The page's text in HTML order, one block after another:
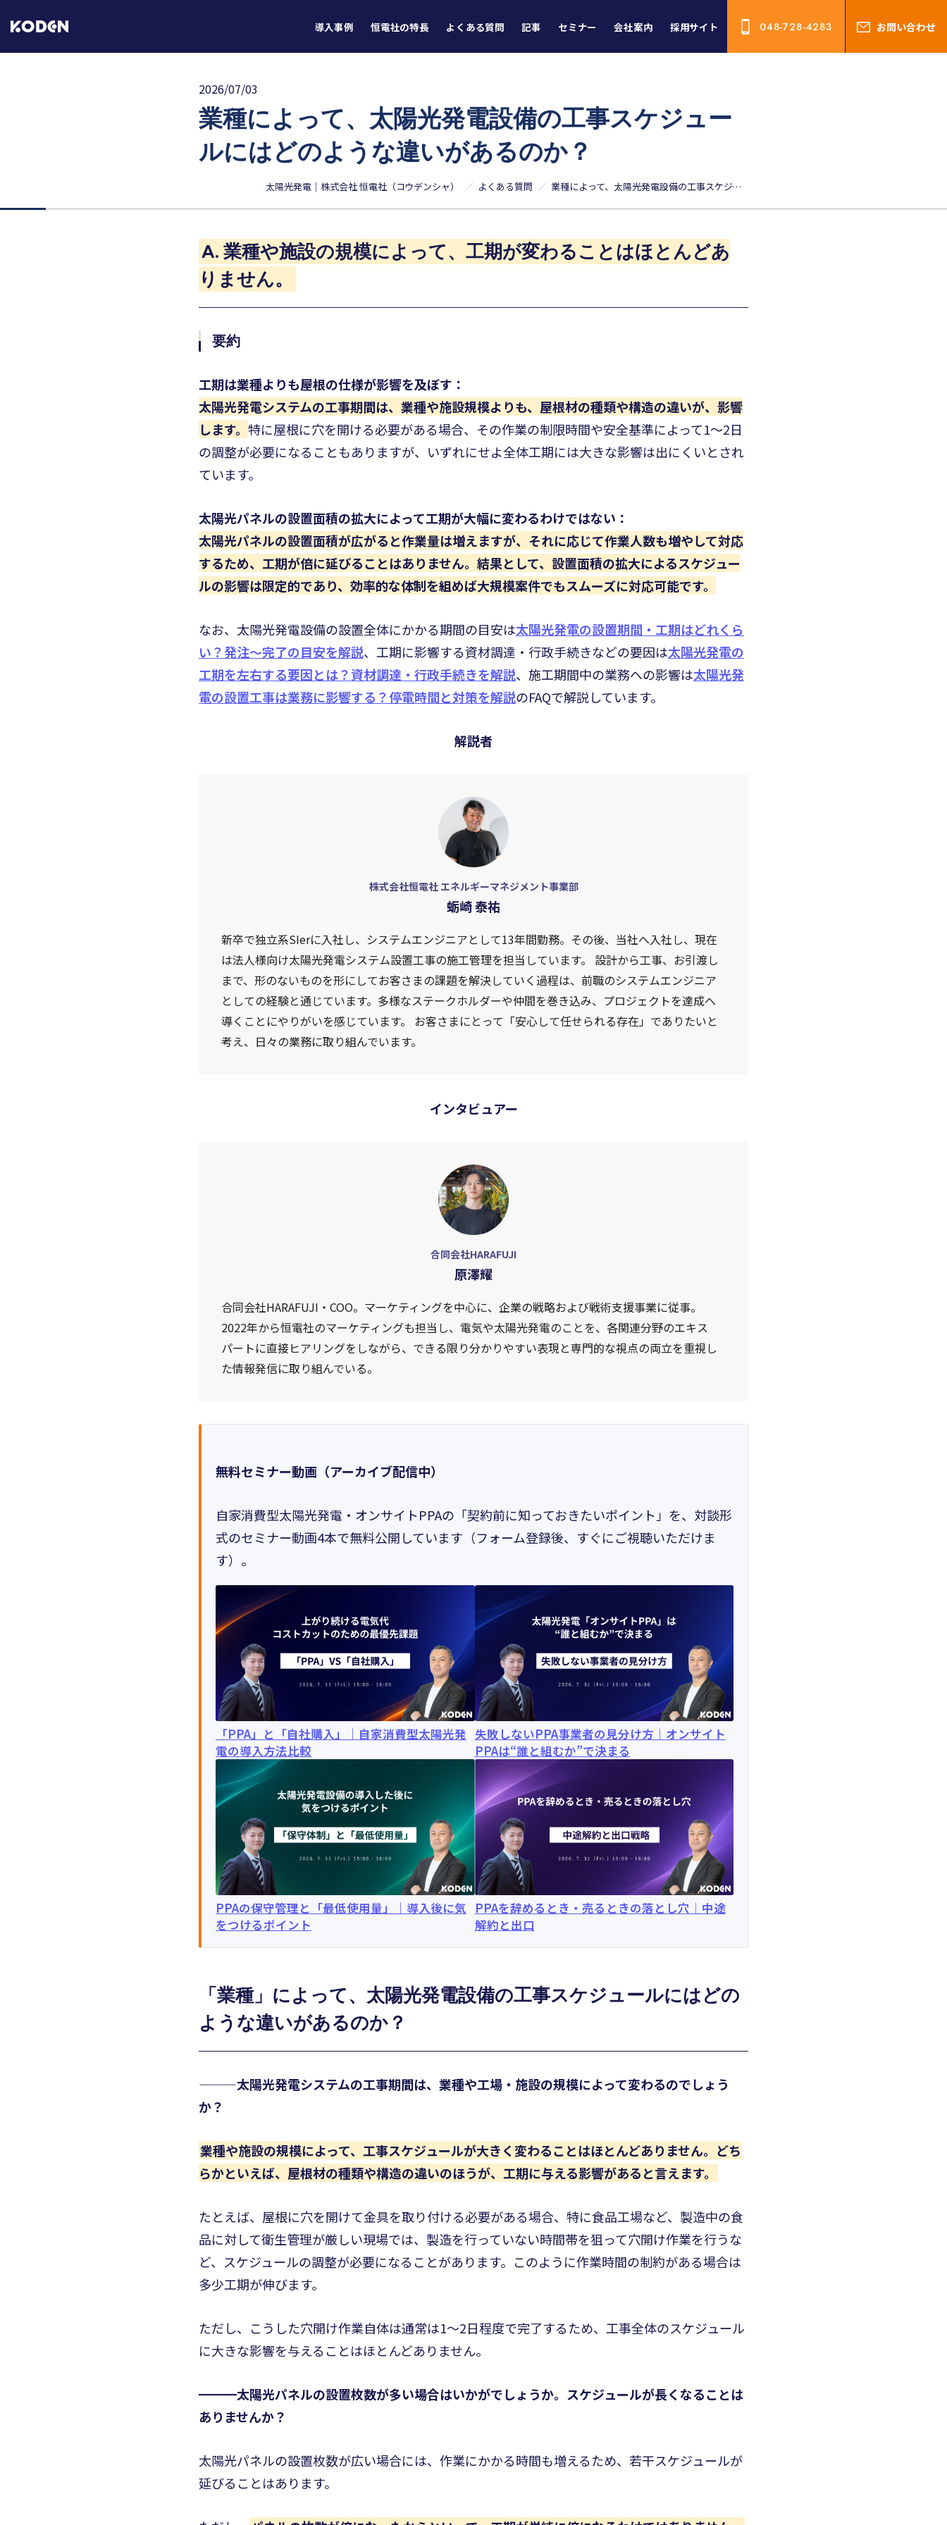
導入事例 恒電社の特長 よくある質問 記事 セミナー 会社案内 採用サイト 048-728-4283 お問い合わせ
2026/07/03
業種によって、太陽光発電設備の工事スケジュー
ルにはどのような違いがあるのか？
太陽光発電｜株式会社 恒電社（コウデンシャ） よくある質問 業種によって、太陽光発電設備の工事スケジュールにはどのような違いがあるのか？
A. 業種や施設の規模によって、工期が変わることはほとんどあ
りません。
要約
工期は業種よりも屋根の仕様が影響を及ぼす：
太陽光発電システムの工事期間は、業種や施設規模よりも、屋根材の種類や構造の違いが、影響
します。 特に屋根に穴を開ける必要がある場合、その作業の制限時間や安全基準によって1～2日
の調整が必要になることもありますが、いずれにせよ全体工期には大きな影響は出にくいとされ
ています。
太陽光パネルの設置面積の拡大によって工期が大幅に変わるわけではない：
太陽光パネルの設置面積が広がると作業量は増えますが、それに応じて作業人数も増やして対応
するため、工期が倍に延びることはありません。 結果として、設置面積の拡大によるスケジュー
ルの影響は限定的であり、効率的な体制を組めば大規模案件でもスムーズに対応可能です。
なお、太陽光発電設備の設置全体にかかる期間の目安は太陽光発電の設置期間・工期はどれくら
い？発注〜完了の目安を解説、工期に影響する資材調達・行政手続きなどの要因は太陽光発電の
工期を左右する要因とは？資材調達・行政手続きを解説、施工期間中の業務への影響は太陽光発
電の設置工事は業務に影響する？停電時間と対策を解説のFAQで解説しています。
解説者
株式会社恒電社 エネルギーマネジメント事業部
蛎崎 泰祐
新卒で独立系SIerに入社し、システムエンジニアとして13年間勤務。その後、当社へ入社し、現在
は法人様向け太陽光発電システム設置工事の施工管理を担当しています。 設計から工事、お引渡し
まで、形のないものを形にしてお客さまの課題を解決していく過程は、前職のシステムエンジニア
としての経験と通じています。多様なステークホルダーや仲間を巻き込み、プロジェクトを達成へ
導くことにやりがいを感じています。 お客さまにとって「安心して任せられる存在」でありたいと
考え、日々の業務に取り組んでいます。
インタビュアー
合同会社HARAFUJI
原澤耀
合同会社HARAFUJI・COO。マーケティングを中心に、企業の戦略および戦術支援事業に従事。
2022年から恒電社のマーケティングも担当し、電気や太陽光発電のことを、各関連分野のエキス
パートに直接ヒアリングをしながら、できる限り分かりやすい表現と専門的な視点の両立を重視し
た情報発信に取り組んでいる。
無料セミナー動画（アーカイブ配信中）
自家消費型太陽光発電・オンサイトPPAの「契約前に知っておきたいポイント」を、対談形
式のセミナー動画4本で無料公開しています（フォーム登録後、すぐにご視聴いただけま
す）。
「PPA」と「自社購入」｜自家消費型太陽光発
電の導入方法比較
失敗しないPPA事業者の見分け方｜オンサイト
PPAは“誰と組むか”で決まる
PPAの保守管理と「最低使用量」｜導入後に気
をつけるポイント
PPAを辞めるとき・売るときの落とし穴｜中途
解約と出口
「業種」によって、太陽光発電設備の工事スケジュールにはどの
ような違いがあるのか？
———太陽光発電システムの工事期間は、業種や工場・施設の規模によって変わるのでしょう
か？
業種や施設の規模によって、工事スケジュールが大きく変わることはほとんどありません。どち
らかといえば、屋根材の種類や構造の違いのほうが、工期に与える影響があると言えます。
たとえば、屋根に穴を開けて金具を取り付ける必要がある場合、特に食品工場など、製造中の食
品に対して衛生管理が厳しい現場では、製造を行っていない時間帯を狙って穴開け作業を行うな
ど、スケジュールの調整が必要になることがあります。このように作業時間の制約がある場合は
多少工期が伸びます。
ただし、こうした穴開け作業自体は通常は1〜2日程度で完了するため、工事全体のスケジュール
に大きな影響を与えることはほとんどありません。
━━━太陽光パネルの設置枚数が多い場合はいかがでしょうか。スケジュールが長くなることは
ありませんか？
太陽光パネルの設置枚数が広い場合には、作業にかかる時間も増えるため、若干スケジュールが
延びることはあります。